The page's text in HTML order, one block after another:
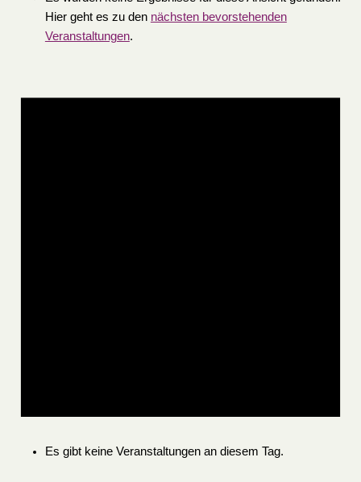
Hier geht es zu den nächsten bevorstehenden
Veranstaltungen.
Es gibt keine Veranstaltungen an diesem Tag.